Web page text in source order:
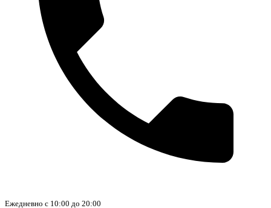
Ежедневно с 10:00 до 20:00